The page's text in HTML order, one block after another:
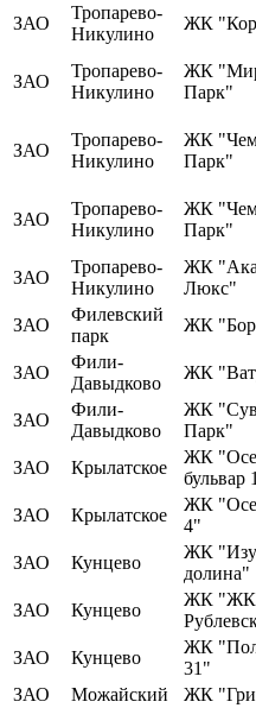
ЗАО
Тропарево-
Никулино
ЖК
ЗАО
Тропарево-
Никулино
ЖК
Парк"
ЗАО
Тропарево-
Никулино
ЖК
Парк"
ЗАО
Тропарево-
Никулино
ЖК
Парк"
ЗАО
Тропарево-
Никулино
ЖК
Люкс"
ЗАО
Филевский
парк
ЖК
ЗАО
Фили-
Давыдково
ЖК
ЗАО
Фили-
Давыдково
ЖК
Парк"
ЗАО Крылатское
ЖК
бульвар
ЗАО Крылатское
ЖК
4"
ЗАО Кунцево
ЖК
долина"
ЗАО Кунцево
ЖК "ЖК
ЗАО Кунцево
ЖК
31"
ЗАО
Можайский ЖК